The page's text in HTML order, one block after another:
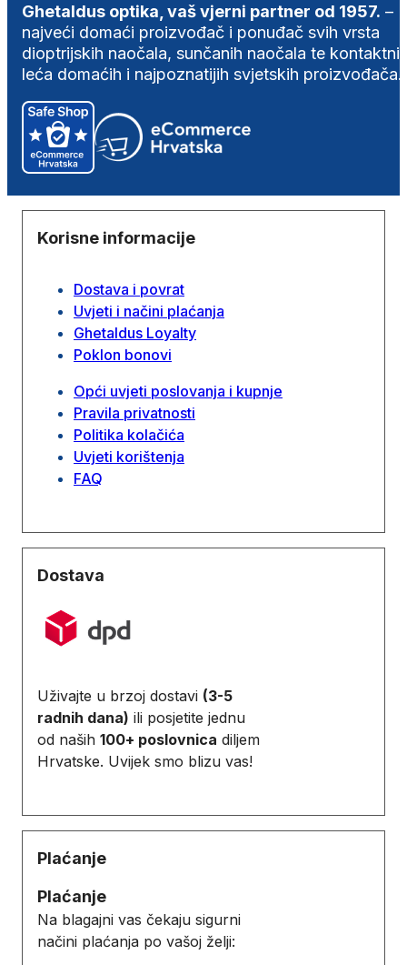
Ghetaldus optika, vaš vjerni partner od 1957. –
najveći domaći proizvođač i ponuđač svih vrsta
dioptrijskih naočala, sunčanih naočala te
leća domaćih i najpoznatijih svjetskih proizvođača.
Korisne informacije
Dostava i povrat
Uvjeti i načini plaćanja
Ghetaldus Loyalty
Poklon bonovi
Opći uvjeti poslovanja i kupnje
Pravila privatnosti
Politika kolačića
Uvjeti korištenja
FAQ
Dostava
Uživajte u brzoj dostavi (3-5
radnih dana) ili posjetite jednu
od naših 100+ poslovnica diljem
Hrvatske. Uvijek smo blizu vas!
Plaćanje
Plaćanje
Na blagajni vas čekaju sigurni
načini plaćanja po vašoj želji: